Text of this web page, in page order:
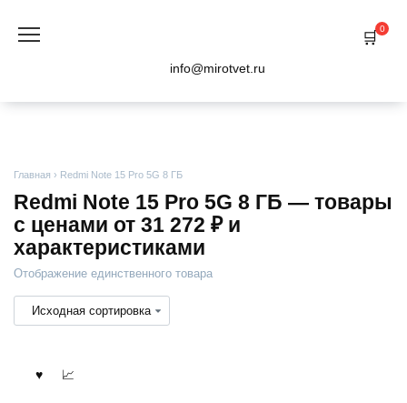
содержанию
info@mirotvet.ru
0
Главная › Redmi Note 15 Pro 5G 8 ГБ
Redmi Note 15 Pro 5G 8 ГБ — товары
с ценами от 31 272 ₽ и
характеристиками
Отображение единственного товара